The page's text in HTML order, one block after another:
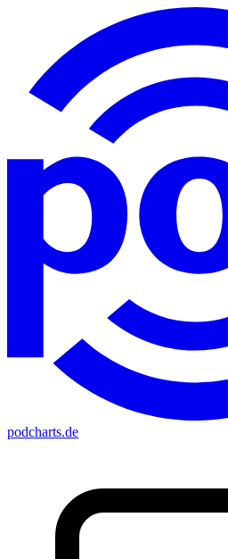
podcharts.de